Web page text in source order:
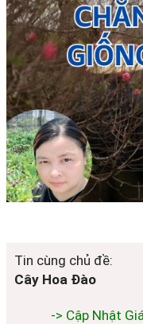
Tin cùng chủ đề:
Cây Hoa Đào
-> Cập Nhật